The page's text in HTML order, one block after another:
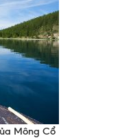
Mông Cổ